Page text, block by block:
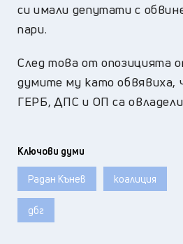
си имали депутати с
пари.
След това от опозицията
думите му като обвявиха,
ГЕРБ, ДПС и ОП са
Ключови думи
Радан Кънев коалиция
дбг